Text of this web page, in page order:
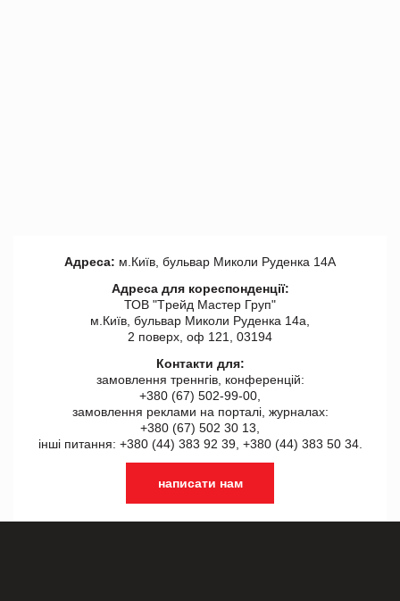
Адреса: м.Київ, бульвар Миколи Руденка 14А
Адреса для кореспонденції:
ТОВ "Tрейд Мастер Груп"
м.Київ, бульвар Миколи Руденка 14а,
2 поверх, оф 121, 03194
Контакти для:
замовлення треннгів, конференцій:
+380 (67) 502-99-00,
замовлення реклами на порталі, журналах:
+380 (67) 502 30 13,
інші питання: +380 (44) 383 92 39, +380 (44) 383 50 34.
написати нам